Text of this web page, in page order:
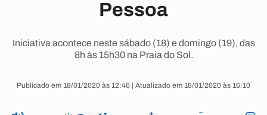
Pessoa
Iniciativa acontece neste sábado (18) e domingo (19), das
8h às 15h30 na Praia do Sol.
Publicado em 18/01/2020 às 12:46 | Atualizado em 18/01/2020 às 16:10